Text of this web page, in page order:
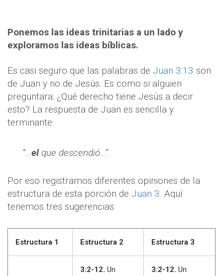
Ponemos las ideas trinitarias a un lado y
exploramos las ideas bíblicas.
Es casi seguro que las palabras de Juan 3:13 son
de Juan y no de Jesús. Es como si alguien
preguntara: ¿Qué derecho tiene Jesús a decir
esto? La respuesta de Juan es sencilla y
terminante:
“…elque descendió…”.
Por eso registramos diferentes opiniones de la
estructura de esta porción de Juan 3. Aquí
tenemos tres sugerencias:
Estructura 1 Estructura 2 Estructura 3
3:2-12. Un
3:2-12. Un